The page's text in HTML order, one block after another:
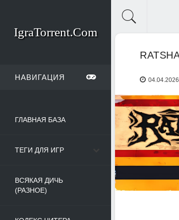
IgraTorrent.Com
НАВИГАЦИЯ
ГЛАВНАЯ БАЗА
ТЕГИ ДЛЯ ИГР
ВСЯКАЯ ДИЧЬ
(РАЗНОЕ)
04.04.2026